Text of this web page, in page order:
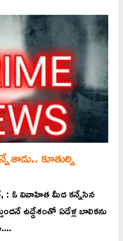
కూతుర్ని
: ఓ వివాహిత మీద కన్నేసిన
ఉద్దేశంతో ఏడేళ్ల బాలికను